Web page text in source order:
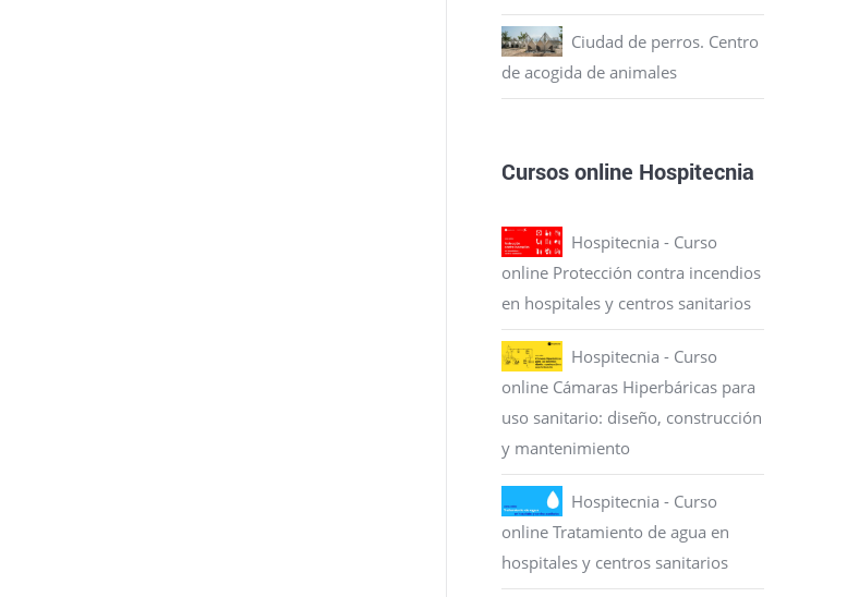
Ciudad de perros. Centro
de acogida de animales
Cursos online Hospitecnia
Hospitecnia - Curso
online Protección contra incendios
en hospitales y centros sanitarios
Hospitecnia - Curso
online Cámaras Hiperbáricas para
uso sanitario: diseño, construcción
y mantenimiento
Hospitecnia - Curso
online Tratamiento de agua en
hospitales y centros sanitarios